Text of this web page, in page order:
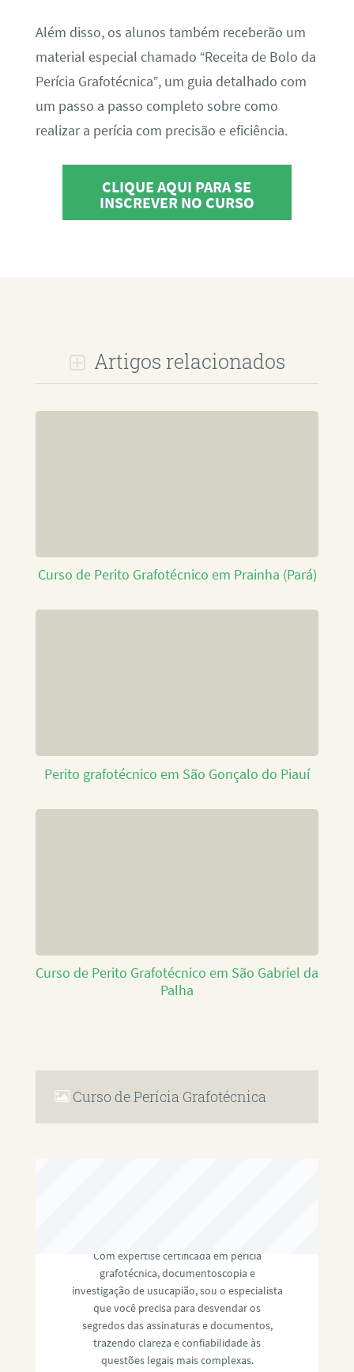
Além disso, os alunos também receberão um
material especial chamado “Receita de Bolo da
Perícia Grafotécnica”, um guia detalhado com
um passo a passo completo sobre como
realizar a perícia com precisão e eficiência.
CLIQUE AQUI PARA SE
INSCREVER NO CURSO
Artigos relacionados
Curso de Perito Grafotécnico em Prainha (Pará)
Perito grafotécnico em São Gonçalo do Piauí
Curso de Perito Grafotécnico em São Gabriel da
Palha
Curso de Perícia Grafotécnica
Com expertise certificada em perícia
grafotécnica, documentoscopia e
investigação de usucapião, sou o especialista
que você precisa para desvendar os
segredos das assinaturas e documentos,
trazendo clareza e confiabilidade às
questões legais mais complexas.